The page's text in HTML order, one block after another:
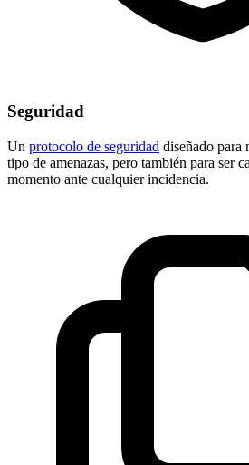
Seguridad
Un protocolo de seguridad diseñado para
tipo de amenazas, pero también para ser
momento ante cualquier incidencia.